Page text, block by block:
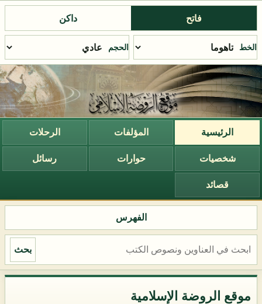
فاتح داكن
الخط الحجم
الرئيسية المؤلفات الرحلات
شخصيات حوارات رسائل
قصائد
الفهرس
بحث
موقع الروضة الإسلامية